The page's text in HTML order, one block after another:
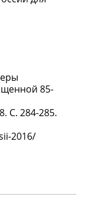
85-
С. 284-285.
2016/